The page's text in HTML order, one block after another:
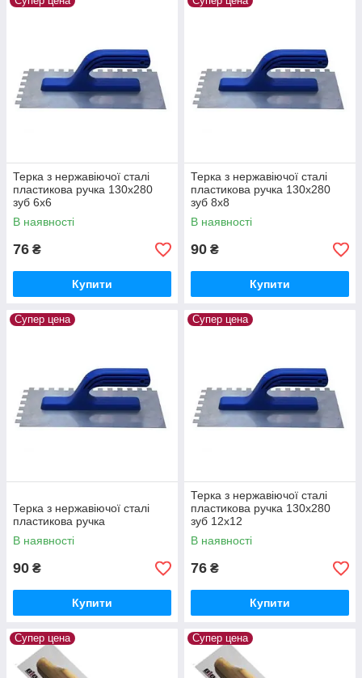
Терка з нержавіючої сталі
пластикова ручка 130x280
зуб 6x6
В наявності
76 ₴
Купити
Терка з нержавіючої сталі
пластикова ручка 130x280
зуб 8х8
В наявності
90 ₴
Купити
Супер цена
Терка з нержавіючої сталі
пластикова ручка
В наявності
90 ₴
Купити
Супер цена
Терка з нержавіючої сталі
пластикова ручка 130x280
зуб 12x12
В наявності
76 ₴
Купити
Супер цена Супер цена